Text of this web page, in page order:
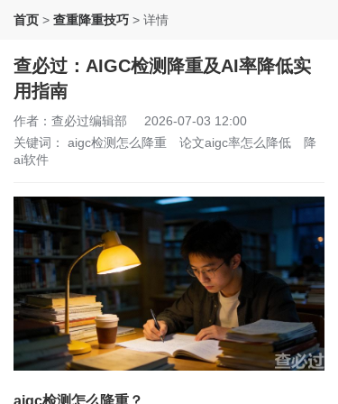
首页 > 查重降重技巧 > 详情
查必过：AIGC检测降重及AI率降低实
用指南
作者：查必过编辑部
2026-07-03 12:00
关键词： aigc检测怎么降重 论文aigc率怎么降低
降
ai软件